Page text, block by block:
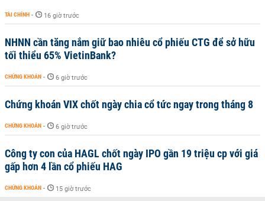
TÀI CHÍNH - 16 giờ trước
NHNN cần tăng nắm giữ bao nhiêu cổ phiếu CTG để sở hữu
tối thiểu 65% VietinBank?
CHỨNG KHOÁN - 6 giờ trước
Chứng khoán VIX chốt ngày chia cổ tức ngay trong tháng 8
CHỨNG KHOÁN - 6 giờ trước
Công ty con của HAGL chốt ngày IPO gần 19 triệu cp với giá
gấp hơn 4 lần cổ phiếu HAG
CHỨNG KHOÁN - 15 giờ trước